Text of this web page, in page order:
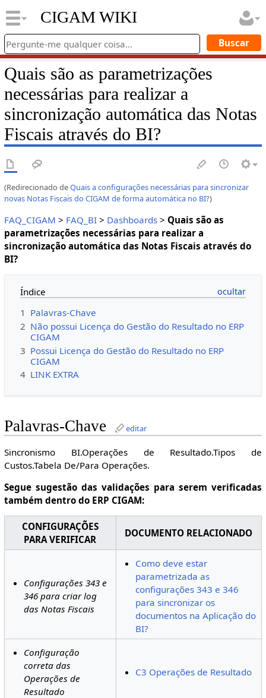
CIGAM WIKI
Quais são as parametrizações
necessárias para realizar a
sincronização automática das Notas
Fiscais através do BI?
(Redirecionado deQuais a configurações necessárias para sincronizar
novas Notas Fiscais do CIGAM de forma automática no BI?)
FAQ_CIGAM > FAQ_BI> Dashboards> Quais são as
parametrizações necessárias para realizar a
sincronização automática das Notas Fiscais através do
BI?
Índice
1 Palavras-Chave
2 Nãopossui Licença do Gestão do Resultado no ERP
CIGAM
3 Possui Licença do Gestão do Resultado no ERP
CIGAM
4 LINK EXTRA
Palavras-Chave editar
Sincronismo BI.Operações de Resultado.Tipos de
Custos.Tabela De/Para Operações.
Segue sugestão das validações para serem verificadas
também dentro do ERP CIGAM:
CONFIGURAÇÕES
PARA VERIFICAR
DOCUMENTO RELACIONADO
Configurações 343 e
346 para criar log
das Notas Fiscais
Como deve estar
parametrizada as
configurações 343 e 346
para sincronizar os
documentos na Aplicação do
BI?
Configuração
correta das
Operações de
Resultado
C3 Operações de Resultado